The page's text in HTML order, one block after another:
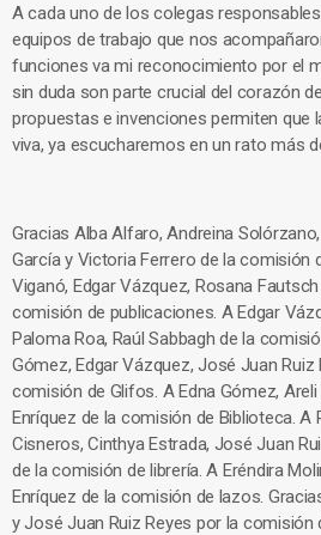
A cada uno de los colegas
equipos de trabajo que nos
funciones va mi reconocimiento por el
sin duda son parte crucial del corazón
propuestas e invenciones permiten que
viva, ya escucharemos en un rato más
Gracias Alba Alfaro, Andreina
García y Victoria Ferrero de la comisión
Viganó, Edgar Vázquez, Rosana
comisión de publicaciones. A Edgar
Paloma Roa, Raúl Sabbagh de la
Gómez, Edgar Vázquez, José Juan Ruiz
comisión de Glifos. A Edna Gómez,
Enríquez de la comisión de Biblioteca. A
Cisneros, Cinthya Estrada, José Juan
de la comisión de librería. A Eréndira
Enríquez de la comisión de lazos.
y José Juan Ruiz Reyes por la